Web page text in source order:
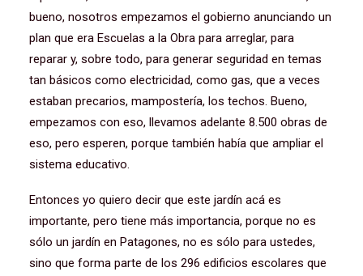
bueno, nosotros empezamos el gobierno anunciando un
plan que era Escuelas a la Obra para arreglar, para
reparar y, sobre todo, para generar seguridad en temas
tan básicos como electricidad, como gas, que a veces
estaban precarios, mampostería, los techos. Bueno,
empezamos con eso, llevamos adelante 8.500 obras de
eso, pero esperen, porque también había que ampliar el
sistema educativo.
Entonces yo quiero decir que este jardín acá es
importante, pero tiene más importancia, porque no es
sólo un jardín en Patagones, no es sólo para ustedes,
sino que forma parte de los 296 edificios escolares que